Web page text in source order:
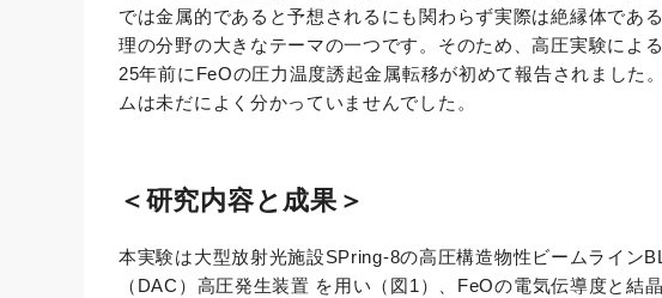
では金属的であると予想されるにも関わらず実際は絶縁体であ
理の分野の大きなテーマの一つです。そのため、高圧実験によ
25年前にFeOの圧力温度誘起金属転移が初めて報告されまし
ムは未だによく分かっていませんでした。
＜研究内容と成果＞
本実験は大型放射光施設SPring-8の高圧構造物性ビームライン
（DAC）高圧発生装置 を用い（図1）、FeOの電気伝導度と